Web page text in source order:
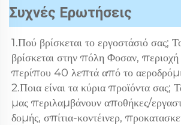
Συχνές Ερωτήσεις
1.Πού βρίσκεται το εργοστάσιό σας;
βρίσκεται στην πόλη Φοσαν,
περίπου 40 λεπτά από το
2.Ποια είναι τα κύρια προϊόντα σας;
μας περιλαμβάνουν αποθήκες/
δομής, σπίτια-κοντέινερ,